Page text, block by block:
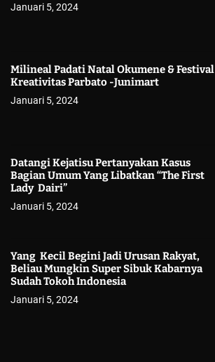
Januari 5, 2024
Milineal Padati Natal Okumene & Festival
Kreativitas Parbato -Junimart
Januari 5, 2024
Datangi Kejatisu Pertanyakan Kasus
Bagian Umum Yang Libatkan “The First
Lady Dairi”
Januari 5, 2024
Yang Kecil Begini Jadi Urusan Rakyat,
Beliau Mungkin Super Sibuk Kabarnya
Sudah Tokoh Indonesia
Januari 5, 2024